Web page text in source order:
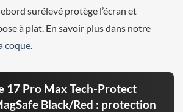
surélevé protège l’écran et
à plat. En savoir plus dans notre
coque
17 Pro Max Tech-Protect
Black/Red : protection